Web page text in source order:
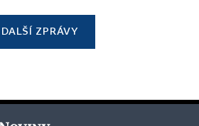
DALŠÍ ZPRÁVY